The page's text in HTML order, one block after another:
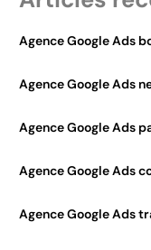
Agence Google Ads
Agence Google Ads
Agence Google Ads
Agence Google Ads
Agence Google Ads